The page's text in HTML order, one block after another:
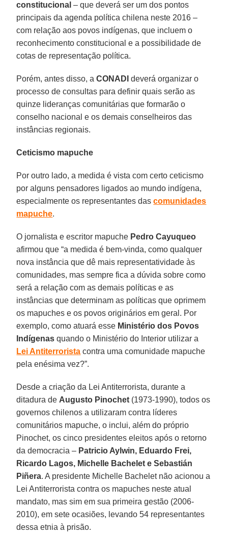
constitucional – que deverá ser um dos pontos
principais da agenda política chilena neste 2016 –
com relação aos povos indígenas, que incluem o
reconhecimento constitucional e a possibilidade de
cotas de representação política.
Porém, antes disso, aCONADI deverá organizar o
processo de consultas para definir quais serão as
quinze lideranças comunitárias que formarão o
conselho nacional e os demais conselheiros das
instâncias regionais.
Ceticismo mapuche
Por outro lado, a medida é vista com certo ceticismo
por alguns pensadores ligados ao mundo indígena,
especialmente os representantes dascomunidades
mapuche.
O jornalista e escritor mapuche Pedro Cayuqueo
afirmou que “a medida é bem-vinda, como qualquer
nova instância que dê mais representatividade às
comunidades, mas sempre fica a dúvida sobre como
será a relação com as demais políticas e as
instâncias que determinam as políticas que oprimem
os mapuches e os povos originários em geral. Por
exemplo, como atuará esse Ministério dos Povos
Indígenas quando o Ministério do Interior utilizar a
Lei Antiterrorista contra uma comunidade mapuche
pela enésima vez?”.
Desde a criação da Lei Antiterrorista, durante a
ditadura de Augusto Pinochet (1973-1990), todos os
governos chilenos a utilizaram contra líderes
comunitários mapuche, o inclui, além do próprio
Pinochet, os cinco presidentes eleitos após o retorno
da democracia – Patricio Aylwin, Eduardo Frei,
Ricardo Lagos, Michelle Bachelet e Sebastián
Piñera. A presidente Michelle Bachelet não acionou a
Lei Antiterrorista contra os mapuches neste atual
mandato, mas sim em sua primeira gestão (2006-
2010), em sete ocasiões, levando 54 representantes
dessa etnia à prisão.